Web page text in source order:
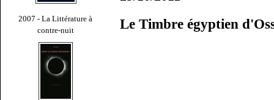
2007 - La Littérature à
contre-nuit
Le Timbre égyptien